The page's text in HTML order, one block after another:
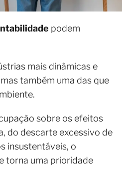
podem
mais dinâmicas e
também uma das que
sobre os efeitos
do descarte excessivo de
insustentáveis, o
torna uma prioridade